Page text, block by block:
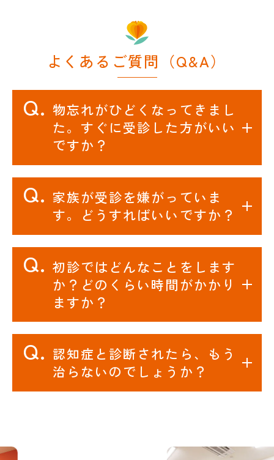
よくあるご質問（Q&A）
物忘れがひどくなってきまし
た。すぐに受診した方がいい
ですか？
家族が受診を嫌がっていま
す。どうすればいいですか？
初診ではどんなことをします
か？どのくらい時間がかかり
ますか？
認知症と診断されたら、もう
治らないのでしょうか？